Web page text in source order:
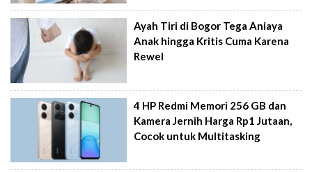
Ayah Tiri di Bogor Tega Aniaya
Anak hingga Kritis Cuma Karena
Rewel
4 HP Redmi Memori 256 GB dan
Kamera Jernih Harga Rp1 Jutaan,
Cocok untuk Multitasking